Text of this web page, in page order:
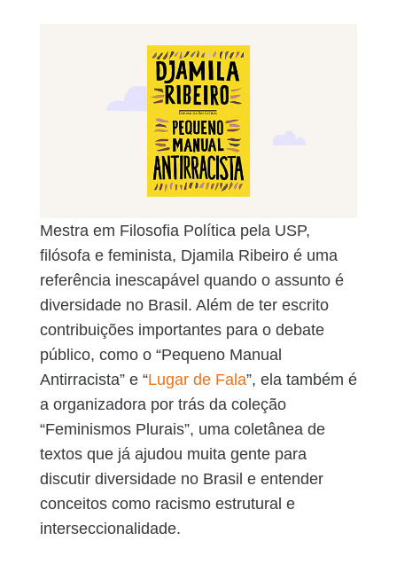
Mestra em Filosofia Política pela USP,
filósofa e feminista, Djamila Ribeiro é uma
referência inescapável quando o assunto é
diversidade no Brasil. Além de ter escrito
contribuições importantes para o debate
público, como o “Pequeno Manual
Antirracista” e “Lugar de Fala”, ela também é
a organizadora por trás da coleção
“Feminismos Plurais”, uma coletânea de
textos que já ajudou muita gente para
discutir diversidade no Brasil e entender
conceitos como racismo estrutural e
interseccionalidade.